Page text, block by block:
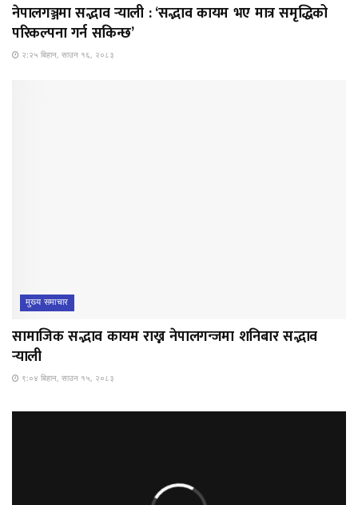
नेपालगञ्जमा सद्भाव र्‍याली : ‘सद्भाव कायम भए मात्र समृद्धिको
परिकल्पना गर्न सकिन्छ’
२:२५ बिहान, साउन १६, २०८३
मुख्य समाचार
सामाजिक सद्भाव कायम राख्न नेपालगन्जमा शनिबार सद्भाव
र्‍याली
९:०४ बिहान, साउन १५, २०८३